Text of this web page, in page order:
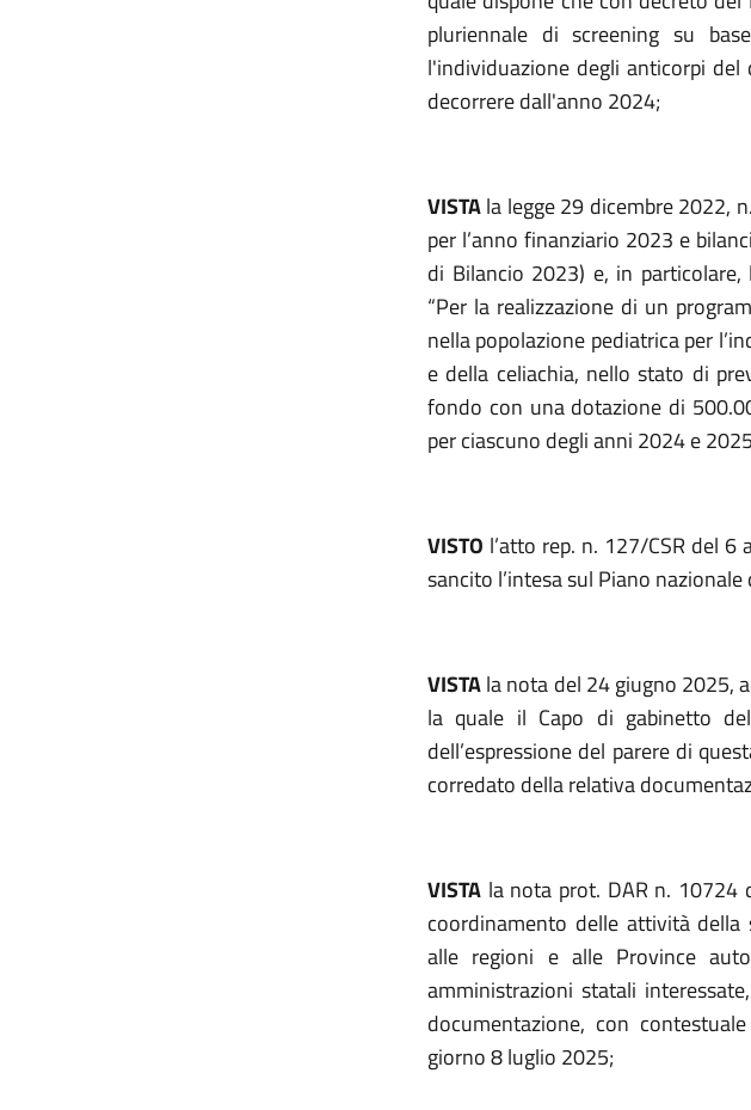
pluriennale di screening su
l'individuazione degli anticorpi
decorrere dall'anno 2024;
VISTAla legge 29 dicembre 2022,
per l’anno finanziario 2023 e
di Bilancio 2023) e, in
“Per la realizzazione di un
nella popolazione pediatrica per
e della celiachia, nello stato di
fondo con una dotazione di
per ciascuno degli anni 2024 e
VISTO l’atto rep. n. 127/CSR del
sancito l’intesa sul Piano
VISTAla nota del 24 giugno 2025,
la quale il Capo di gabinetto
dell’espressione del parere di
corredato della relativa
VISTA la nota prot. DAR n. 10724
coordinamento delle attività della
alle regioni e alle Province
amministrazioni statali
documentazione, con
giorno 8 luglio 2025;